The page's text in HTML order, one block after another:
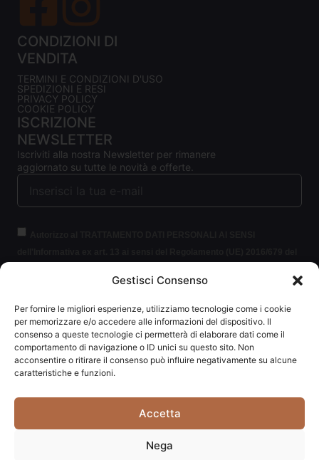
Gestisci Consenso
Per fornire le migliori esperienze, utilizziamo tecnologie come i cookie
per memorizzare e/o accedere alle informazioni del dispositivo. Il
consenso a queste tecnologie ci permetterà di elaborare dati come il
comportamento di navigazione o ID unici su questo sito. Non
acconsentire o ritirare il consenso può influire negativamente su alcune
caratteristiche e funzioni.
Accetta
Nega
CONDIZIONI DI
VENDITA
TERMINI E CONDIZIONI D'USO
SPEDIZIONI E RESI
PRIVACY POLICY
COOKIE POLICY
ISCRIZIONE
NEWSLETTER
Iscriviti alla nostra Newsletter per rimanere
aggiornato su tutte le novità e offerte.
protezione delle persone fisiche con riguardo al trattamento dei dati
informazioni.
ISCRIVITI ALLA NEWSLETTER
Carpediem di Traversa Monia | P.IVA: 03415840408 | REA: